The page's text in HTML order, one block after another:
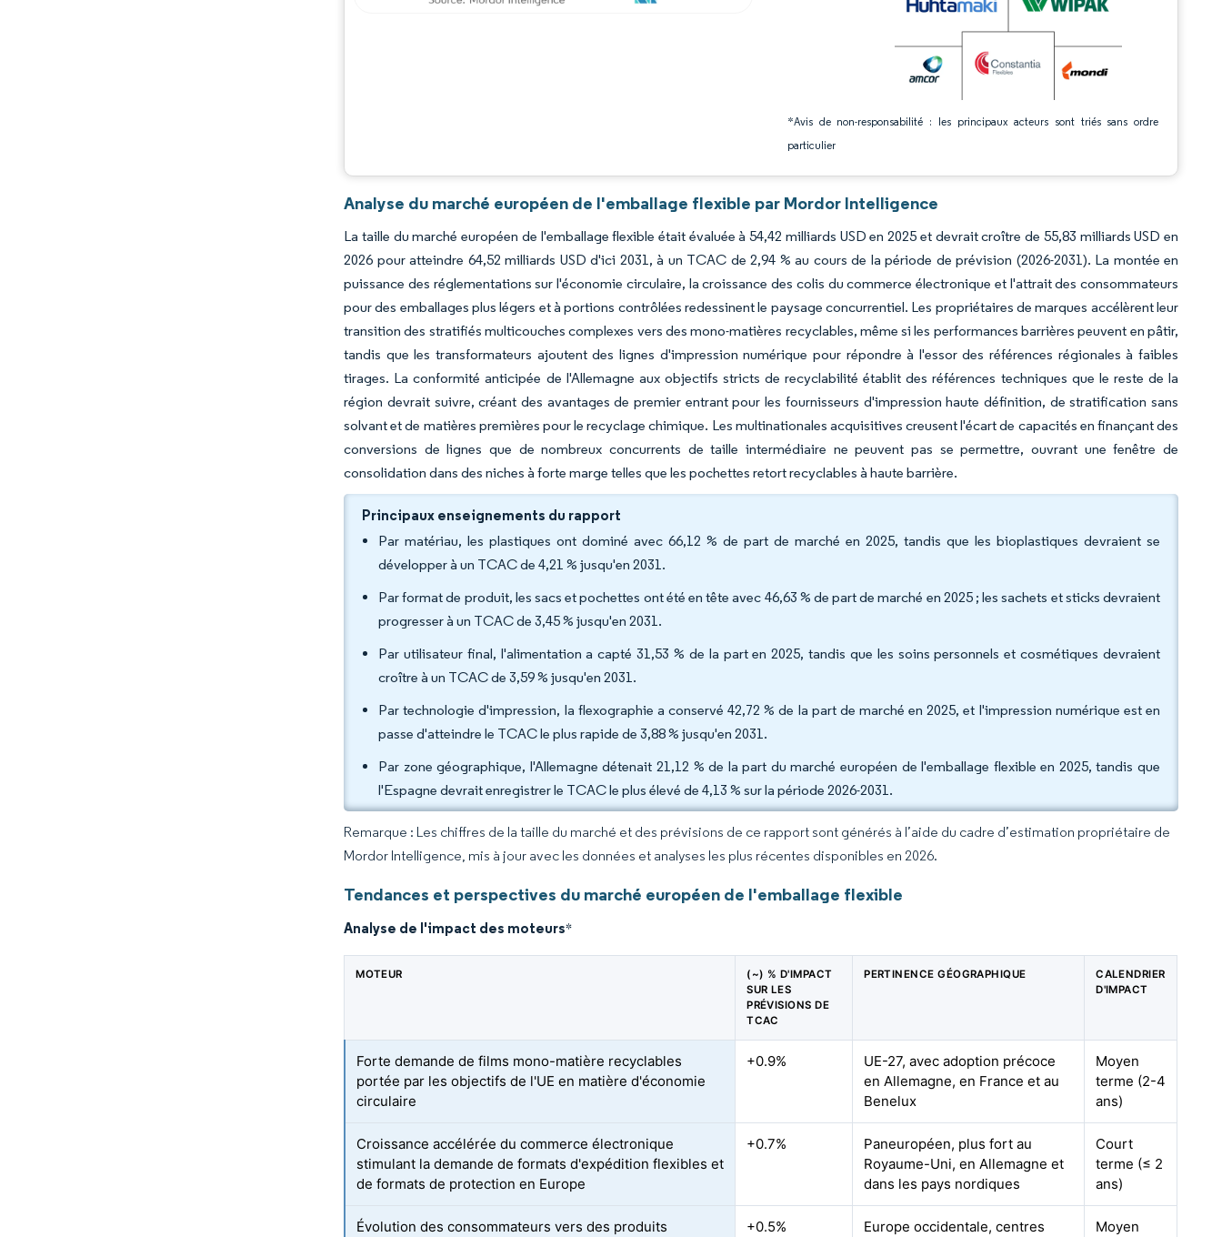
*Avis de non-responsabilité : les principaux acteurs sont triés sans ordre
particulier
Analyse du marché européen de l'emballage flexible par Mordor Intelligence
La taille du marché européen de l'emballage flexible était évaluée à 54,42 milliards USD en 2025 et devrait croître de 55,83 milliards USD en
2026 pour atteindre 64,52 milliards USD d'ici 2031, à un TCAC de 2,94 % au cours de la période de prévision (2026-2031). La montée en
puissance des réglementations sur l'économie circulaire, la croissance des colis du commerce électronique et l'attrait des consommateurs
pour des emballages plus légers et à portions contrôlées redessinent le paysage concurrentiel. Les propriétaires de marques accélèrent leur
transition des stratifiés multicouches complexes vers des mono-matières recyclables, même si les performances barrières peuvent en pâtir,
tandis que les transformateurs ajoutent des lignes d'impression numérique pour répondre à l'essor des références régionales à faibles
tirages. La conformité anticipée de l'Allemagne aux objectifs stricts de recyclabilité établit des références techniques que le reste de la
région devrait suivre, créant des avantages de premier entrant pour les fournisseurs d'impression haute définition, de stratification sans
solvant et de matières premières pour le recyclage chimique. Les multinationales acquisitives creusent l'écart de capacités en finançant des
conversions de lignes que de nombreux concurrents de taille intermédiaire ne peuvent pas se permettre, ouvrant une fenêtre de
consolidation dans des niches à forte marge telles que les pochettes retort recyclables à haute barrière.
Principaux enseignements du rapport
Par matériau, les plastiques ont dominé avec 66,12 % de part de marché en 2025, tandis que les bioplastiques devraient se
développer à un TCAC de 4,21 % jusqu'en 2031.
Par format de produit, les sacs et pochettes ont été en tête avec 46,63 % de part de marché en 2025 ; les sachets et sticks devraient
progresser à un TCAC de 3,45 % jusqu'en 2031.
Par utilisateur final, l'alimentation a capté 31,53 % de la part en 2025, tandis que les soins personnels et cosmétiques devraient
croître à un TCAC de 3,59 % jusqu'en 2031.
Par technologie d'impression, la flexographie a conservé 42,72 % de la part de marché en 2025, et l'impression numérique est en
passe d'atteindre le TCAC le plus rapide de 3,88 % jusqu'en 2031.
Par zone géographique, l'Allemagne détenait 21,12 % de la part du marché européen de l'emballage flexible en 2025, tandis que
l'Espagne devrait enregistrer le TCAC le plus élevé de 4,13 % sur la période 2026-2031.
Remarque : Les chiffres de la taille du marché et des prévisions de ce rapport sont générés à l’aide du cadre d’estimation propriétaire de
Mordor Intelligence, mis à jour avec les données et analyses les plus récentes disponibles en 2026.
Tendances et perspectives du marché européen de l'emballage flexible
Analyse de l'impact des moteurs*
MOTEUR
(~) % D'IMPACT
SUR LES
PRÉVISIONS DE
TCAC
PERTINENCE GÉOGRAPHIQUE
CALENDRIER
D'IMPACT
Forte demande de films mono-matière recyclables
portée par les objectifs de l'UE en matière d'économie
circulaire
+0.9%
UE-27, avec adoption précoce
en Allemagne, en France et au
Benelux
Moyen
terme (2-4
ans)
Croissance accélérée du commerce électronique
stimulant la demande de formats d'expédition flexibles et
de formats de protection en Europe
+0.7%
Paneuropéen, plus fort au
Royaume-Uni, en Allemagne et
dans les pays nordiques
Court
terme (≤ 2
ans)
Évolution des consommateurs vers des produits
+0.5%
Europe occidentale, centres
Moyen